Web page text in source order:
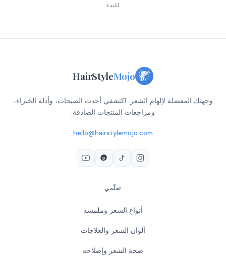
للبدء
HairStyleMojo
وجهتك المفضلة لإلهام الشعر. اكتشفي أحدث الصيحات، وأدلة الخبراء،
ومراجعات المنتجات الصادقة.
hello@hairstylemojo.com
تعلّمي
أنواع الشعر وملمسه
ألوان الشعر والعلاجات
صحة الشعر وإصلاحه